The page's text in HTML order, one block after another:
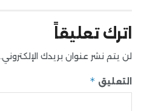
اترك تعليقاً
لن يتم نشر عنوان بريدك الإلكتروني.
التعليق *